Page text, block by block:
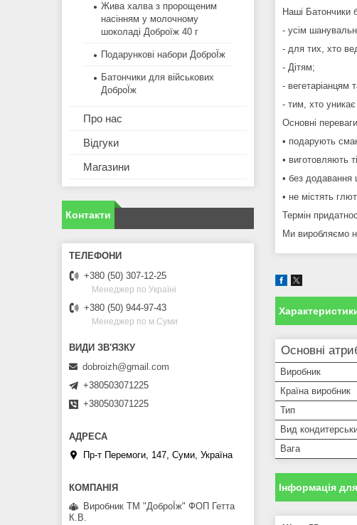
Наші Батончики
- усім
- для тих, хто
- Дітям;
- вегетаріанцям
- тим, хто уникає
Основні
• подарують
• виготовляють
• без додавання
• не містять
Термін
Ми виробляємо
Основні
Виробник
Країна виробник
Тип
Вид
Вага
Інформація
Жива халва з пророщеним
насінням у молочному
шоколаді Доброїж 40 г
Подарункові набори ДоброЇж
Батончики для військових
ДоброЇж
Про нас
Відгуки
Магазини
Контакти
+380 (50) 307-12-25
Менеджер по Україні
+380 (50) 944-97-43
Менеджер по м.Суми
dobroizh@gmail.com
+380503071225
+380503071225
Пр-т Перемоги, 147, Суми, Україна
Виробник ТМ "ДоброЇж" ФОП Гетта
К.В.